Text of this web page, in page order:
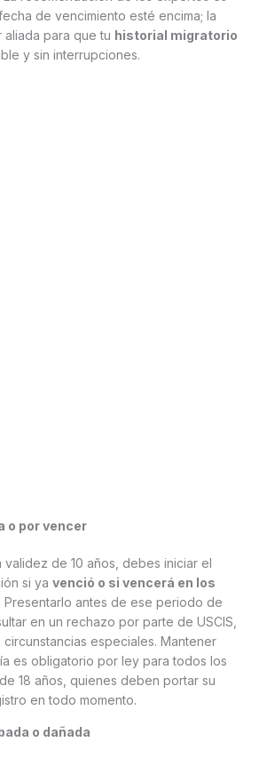
de vencimiento esté encima; la
para que tu historial migratorio
y sin interrupciones.
o por vencer
validez de 10 años, debes iniciar el
si ya venció o si vencerá en los
. Presentarlo antes de ese periodo de
en un rechazo por parte de USCIS,
especiales. Mantener
es obligatorio por ley para todos los
18 años, quienes deben portar su
en todo momento.
o dañada